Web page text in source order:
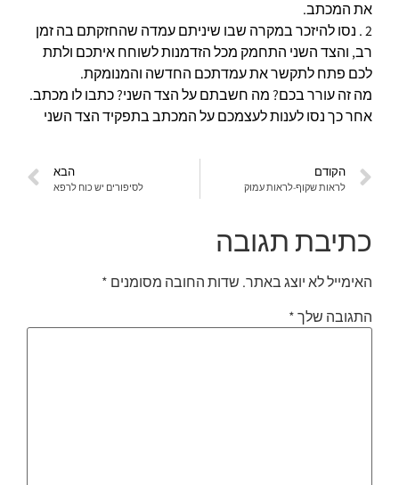
את המכתב.
2 . נסו להיזכר במקרה שבו שיניתם עמדה שהחזקתם בה זמן
רב, והצד השני התחמק מכל הזדמנות לשוחח איתכם ולתת
לכם פתח לתקשר את עמדתכם החדשה והמנומקת.
מה זה עורר בכם? מה חשבתם על הצד השני? כתבו לו מכתב.
אחר כך נסו לענות לעצמכם על המכתב בתפקיד הצד השני
הקודם
לראות שקוף-לראות עמוק
הבא
לסיפורים יש כוח לרפא
כתיבת תגובה
האימייל לא יוצג באתר. שדות החובה מסומנים *
התגובה שלך*